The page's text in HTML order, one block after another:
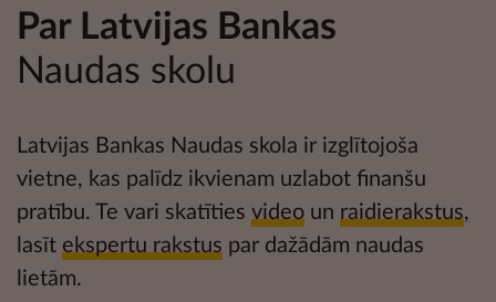
Par Latvijas Bankas
Naudas skolu
Latvijas Bankas Naudas skola ir izglītojoša
vietne, kas palīdz ikvienam uzlabot finanšu
pratību. Te vari skatīties video un raidierakstus,
lasīt ekspertu rakstus par dažādām naudas
lietām.